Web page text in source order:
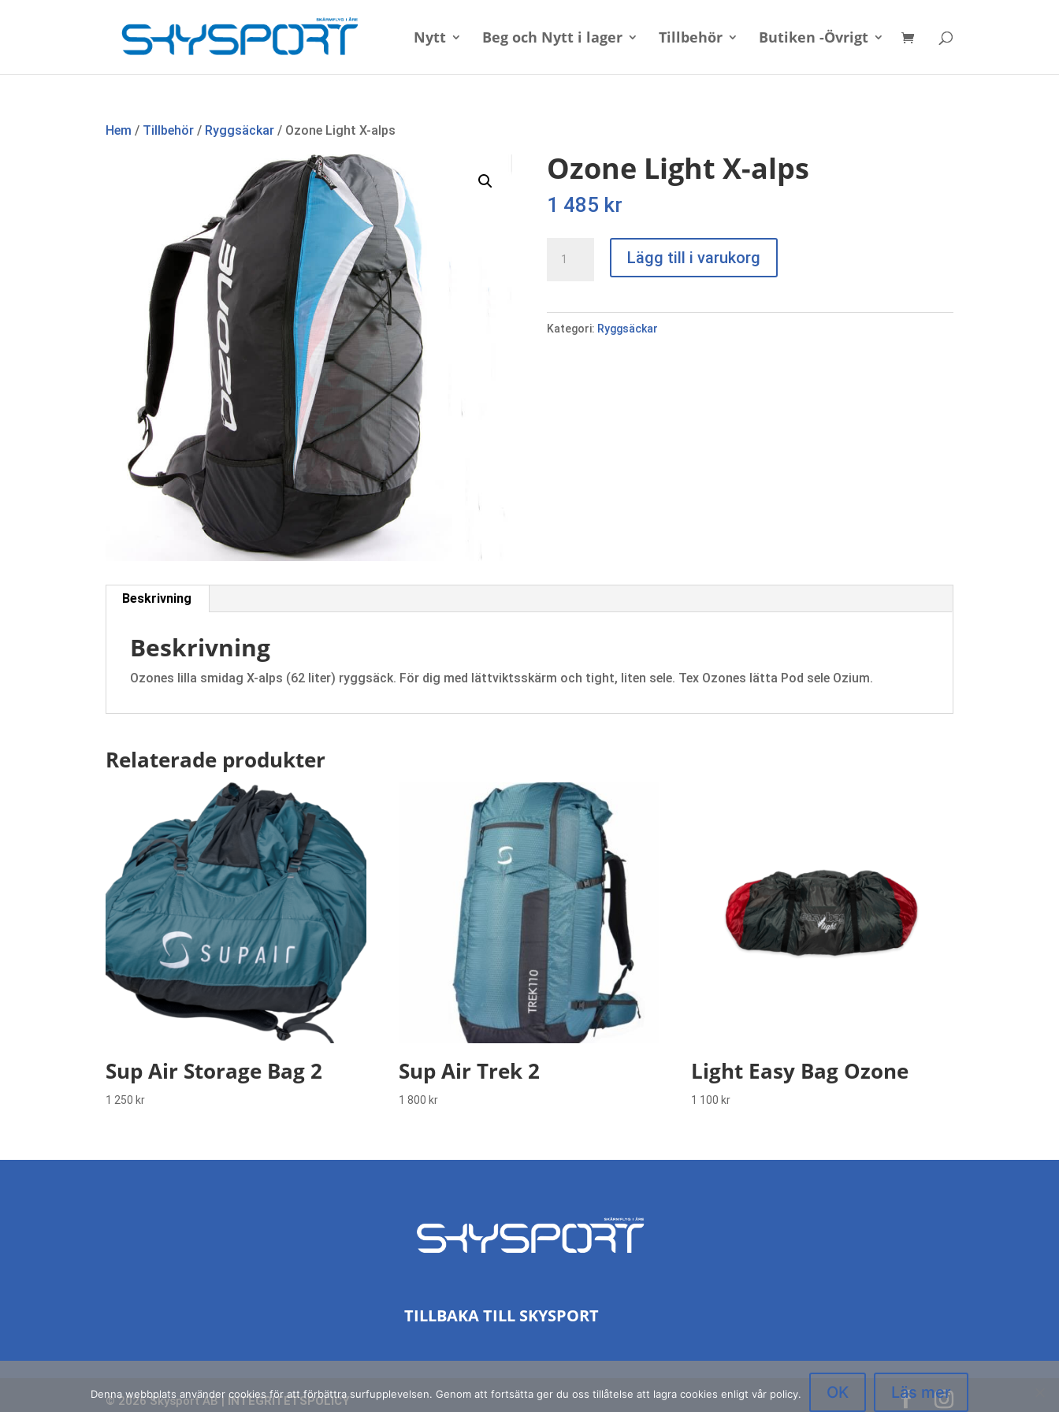
Nytt Beg och Nytt i lager Tillbehör Butiken -Övrigt
Hem / Tillbehör / Ryggsäckar / Ozone Light X-alps
Ozone Light X-alps
1 485 kr
alps
mängd
Lägg till i varukorg
Kategori: Ryggsäckar
Beskrivning
Beskrivning
Ozones lilla smidag X-alps (62 liter) ryggsäck. För dig med lättviktsskärm och tight, liten sele. Tex Ozones lätta Pod sele Ozium.
Relaterade produkter
Sup Air Storage Bag 2
1 250 kr
Sup Air Trek 2
1 800 kr
Light Easy Bag Ozone
1 100 kr
TILLBAKA TILL SKYSPORT
© 2026 Skysport AB | INTEGRITETSPOLICY
Denna webbplats använder cookies för att förbättra surfupplevelsen. Genom att fortsätta ger du oss tillåtelse att lagra cookies enligt vår policy. OK Läs mer